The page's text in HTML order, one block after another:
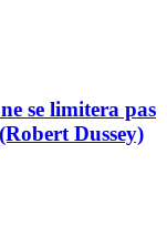
se limitera pas
Dussey)